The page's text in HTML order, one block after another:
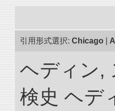
引用形式選択: Chicago
ヘディン,
検史 ヘデ